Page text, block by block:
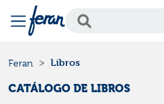
Feran Libros
CATÁLOGO DE LIBROS